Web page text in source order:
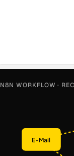
N8N WORKFLOW ·
E-Mail